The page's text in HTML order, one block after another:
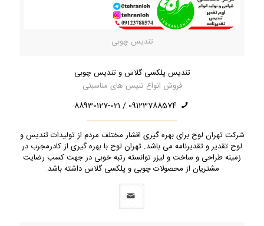
تندیس چوبی
تندیس پلکسی گلاس و تندیس چوبی
فروش انواع تنیس های مناسبتی
09123788574 / 88930127-021
شرکت تهران لوح برای بهره گیری اقشار مختلف مردم از تولیدات تندیس و
لوح تقدیر و تقدیرنامه می باشد. تهران لوح با بهره گیری از کادرمجرب در
زمینه طراحی و ساخت و لیزر توانسته رتبه خوبی در جهت کسب رضایت
مشتریان از محصولات چوبی و پلکسی گلاس داشته باشد.